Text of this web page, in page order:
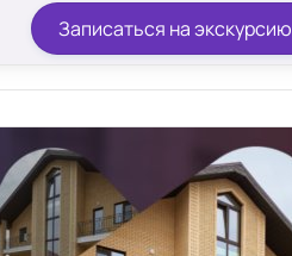
Записаться на экскурсию